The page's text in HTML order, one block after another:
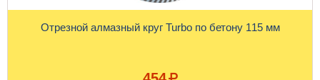
Отрезной алмазный круг Turbo по бетону 115 мм